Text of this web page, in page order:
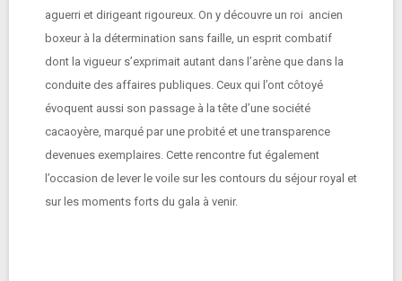
aguerri et dirigeant rigoureux. On y découvre un roi ancien
boxeur à la détermination sans faille, un esprit combatif
dont la vigueur s’exprimait autant dans l’arène que dans la
conduite des affaires publiques. Ceux qui l’ont côtoyé
évoquent aussi son passage à la tête d’une société
cacaoyère, marqué par une probité et une transparence
devenues exemplaires. Cette rencontre fut également
l’occasion de lever le voile sur les contours du séjour royal et
sur les moments forts du gala à venir.